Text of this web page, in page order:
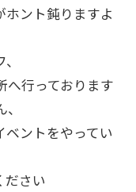
ント鈍りますよ
へ行っております
ベントをやってい
ださい